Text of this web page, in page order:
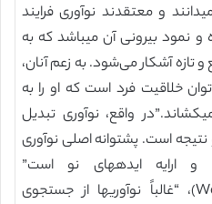
و معتقدند نوآوری فرایند
و نمود بیرونی آن میباشد که به
آشکار می‌شود. به زعم آنان،
خلاقیت فرد است که او را به
واقع، نوآوری تبدیل
است. پشتوانه اصلی نوآوری
ارایه ایدههای نو است”
(Wonglimpiyart, 2004, p.230)، “غالباً نوآوریها از جستجوی